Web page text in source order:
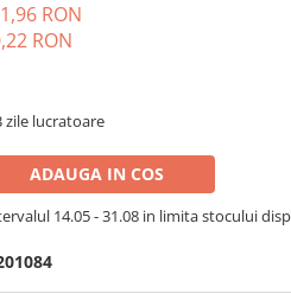
RON
RON
zile lucratoare
ADAUGA IN COS
14.05 - 31.08 in limita stocului